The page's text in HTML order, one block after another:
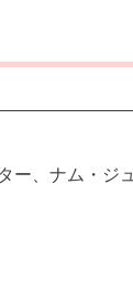
ー、ナム・ジュ